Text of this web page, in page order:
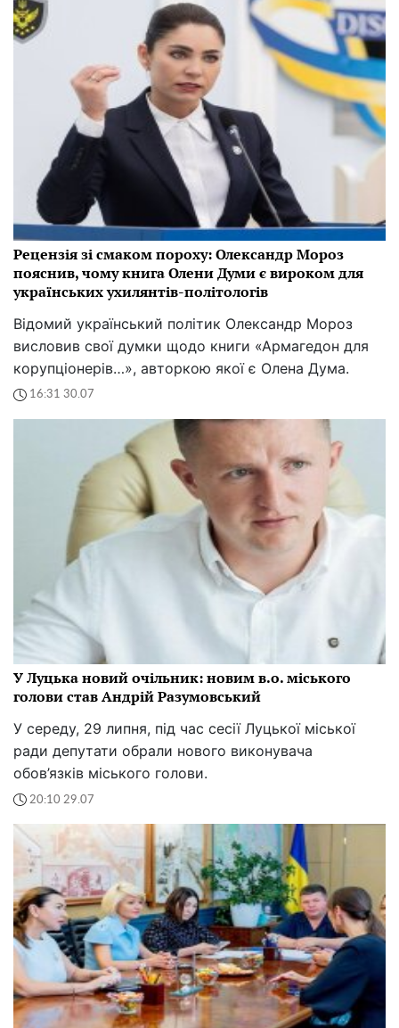
Рецензія зі смаком пороху: Олександр Мороз
пояснив, чому книга Олени Думи є вироком для
українських ухилянтів-політологів
Відомий український політик Олександр Мороз
висловив свої думки щодо книги «Армагедон для
корупціонерів…», авторкою якої є Олена Дума.
16:31 30.07
У Луцька новий очільник: новим в.о. міського
голови став Андрій Разумовський
У середу, 29 липня, під час сесії Луцької міської
ради депутати обрали нового виконувача
обов’язків міського голови.
20:10 29.07